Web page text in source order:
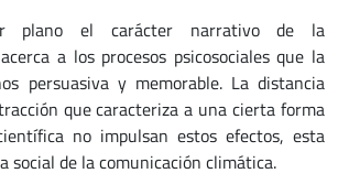
plano el carácter narrativo de la
a los procesos psicosociales que la
persuasiva y memorable. La distancia
que caracteriza a una cierta forma
no impulsan estos efectos, esta
social de la comunicación climática.